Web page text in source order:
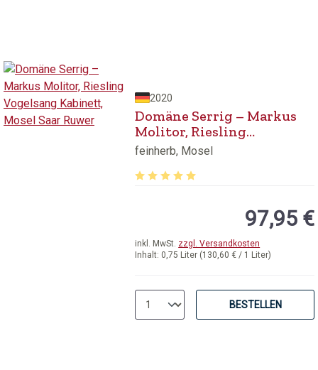
2020
Domäne Serrig – Markus
Molitor, Riesling
Vogelsang Kabinett, Mosel
feinherb, Mosel
Inhalt: 0,75 Liter (130,60 € / 1 Liter)
inkl. MwSt. zzgl. Versandkosten
97,95 €
BESTELLEN